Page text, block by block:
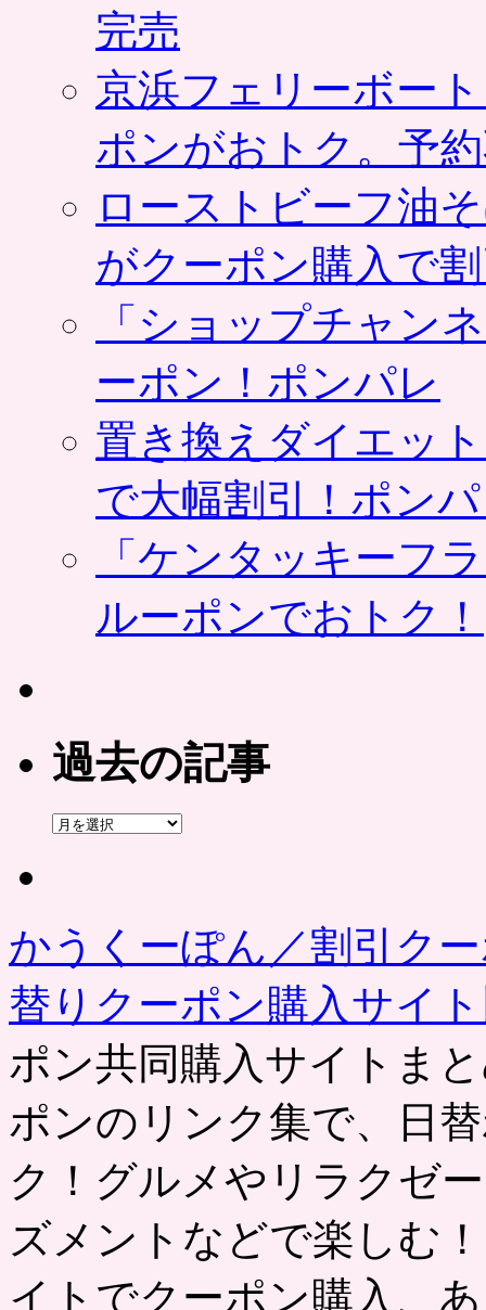
完売
京浜フェリーボー
ポンがおトク。予
ローストビーフ油
がクーポン購入で
「ショップチャン
ーポン！ポンパレ
置き換えダイエッ
で大幅割引！ポン
「ケンタッキーフ
ルーポンでおトク！
過去の記事
過
かうくーぽん／割引ク
替りクーポン購入サイ
ポン共同購入サイトま
ポンのリンク集で、日
ク！グルメやリラクゼ
ズメントなどで楽しむ
イトでクーポン購入、